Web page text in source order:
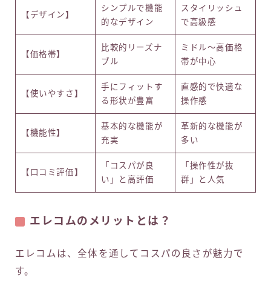
【デザイン】
シンプルで機能
的なデザイン
スタイリッシュ
で高級感
【価格帯】
比較的リーズナ
ブル
ミドル～高価格
帯が中心
【使いやすさ】
手にフィットす
る形状が豊富
直感的で快適な
操作感
【機能性】
基本的な機能が
充実
革新的な機能が
多い
【口コミ評価】
「コスパが良
い」と高評価
「操作性が抜
群」と人気
エレコムのメリットとは？
エレコムは、全体を通してコスパの良さが魅力で
す。